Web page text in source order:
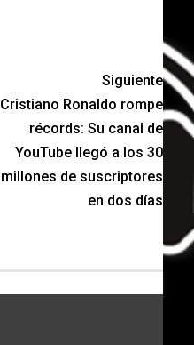
Siguiente
Cristiano Ronaldo rompe
récords: Su canal de
YouTube llegó a los 30
millones de suscriptores
en dos días